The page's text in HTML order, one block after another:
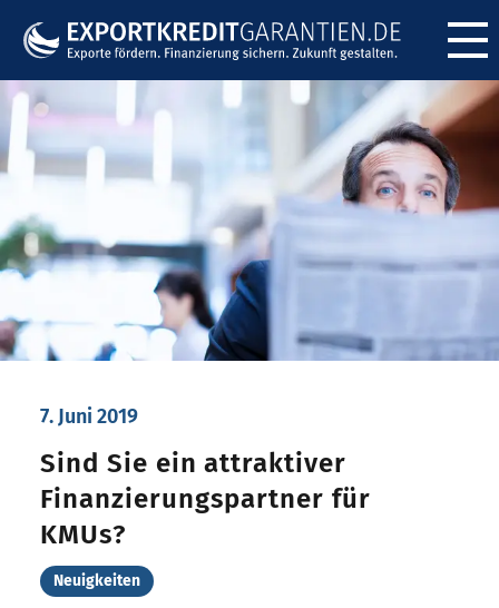
7. Juni 2019
Sind Sie ein attraktiver
Finanzierungspartner für
KMUs?
Neuigkeiten